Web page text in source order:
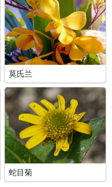
莫氏兰
蛇目菊